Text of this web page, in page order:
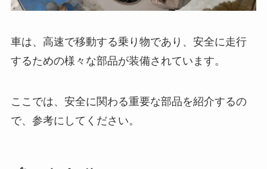
車は、高速で移動する乗り物であり、安全に走行
するための様々な部品が装備されています。
ここでは、安全に関わる重要な部品を紹介するの
で、参考にしてください。